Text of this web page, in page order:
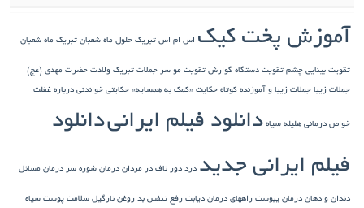
آموزش پخت کیک اس ام اس تبریک حلول ماه شعبان تبریک ماه شعبان
تقویت بینایی چشم تقویت دستگاه گوارش تقویت مو سر جملات تبریک ولادت حضرت مهدی (عج)
جملات زیبا جملات زیبا و آموزنده کوتاه حکایت «کمک به همسایه» حکایتی خواندنی درباره غفلت
خواص درمانی هلیله سیاه دانلود فیلم ایرانیدانلود
فیلم ایرانی جدید درد دور ناف در مردان درمان شوره سر درمان مسائل
دندان و دهان درمان یبوست راههای درمان دیابت رفع تنفس بد روغن نارگیل سلامت پوست سیاه